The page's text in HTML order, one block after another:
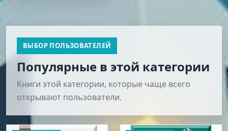
ВЫБОР ПОЛЬЗОВАТЕЛЕЙ
Популярные в этой категории
Книги этой категории, которые чаще всего
открывают пользователи.